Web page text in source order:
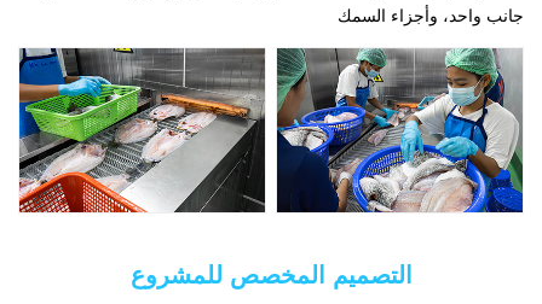
جانب واحد، وأجزاء السمك
التصميم المخصص للمشروع